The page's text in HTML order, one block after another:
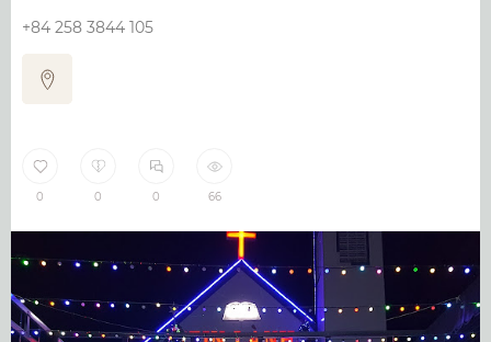
+84 258 3844 105
0 0 0 66